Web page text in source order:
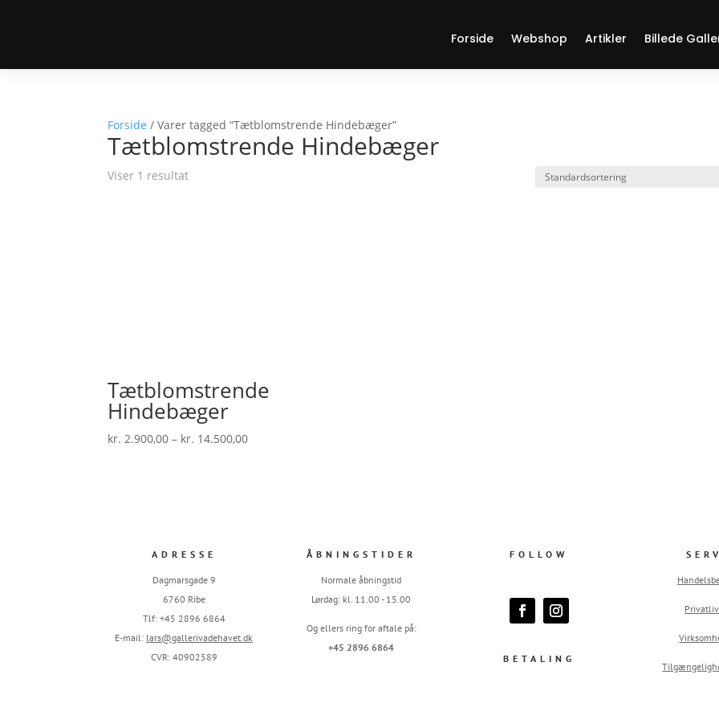
Forside Webshop Artikler Billede
Forside / Varer tagged “Tætblomstrende Hindebæger”
Tætblomstrende Hindebæger
Viser 1 resultat
Tætblomstrende
Hindebæger
kr. 2.900,00 – kr. 14.500,00Prisinterval:
ADRESSE
Dagmarsgade 9
6760 Ribe
Tlf: +45 2896 6864
E-mail: lars@gallerivadehavet.dk
CVR: 40902589
ÅBNINGSTIDER
Normale åbningstid
Lørdag: kl. 11.00 - 15.00
Og ellers ring for aftale på:
+45 2896 6864
FOLLOW
BETALING